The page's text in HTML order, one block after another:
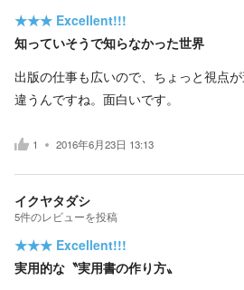
★★★ Excellent!!!
知っていそうで知らなかった世界
出版の仕事も広いので、ちょっと視点
違うんですね。面白いです。
1 2016年6月23日 13:13
イクヤタダシ
5件のレビューを投稿
★★★ Excellent!!!
実用的な〝実用書の作り方〟